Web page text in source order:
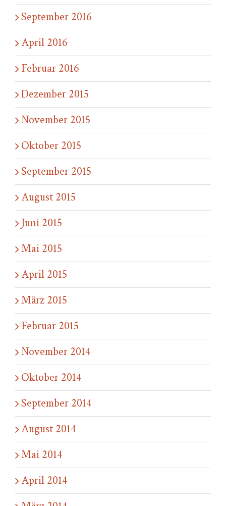
September 2016
April 2016
Februar 2016
Dezember 2015
November 2015
Oktober 2015
September 2015
August 2015
Juni 2015
Mai 2015
April 2015
März 2015
Februar 2015
November 2014
Oktober 2014
September 2014
August 2014
Mai 2014
April 2014